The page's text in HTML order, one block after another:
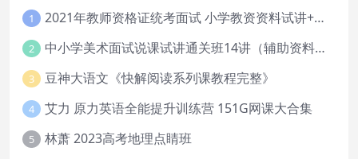
1 2021年教师资格证统考面试 小学教资资料试讲+答辩
2 中小学美术面试说课试讲通关班14讲（辅助资料第一套）
3 豆神大语文《快解阅读系列课教程完整》
4 艾力 原力英语全能提升训练营 151G网课大合集
5 林萧 2023高考地理点睛班